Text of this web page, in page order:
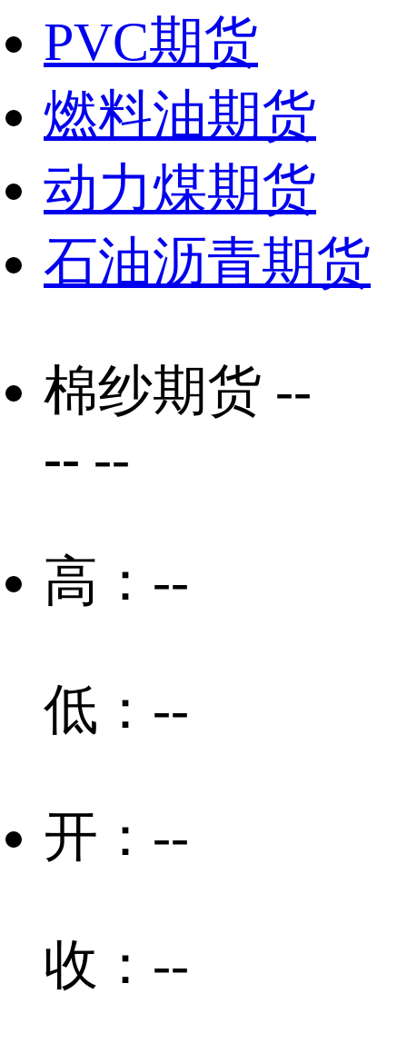
PVC期货
燃料油期货
动力煤期货
石油沥青期货
棉纱期货 --
-- --
高： --
低： --
开： --
收： --